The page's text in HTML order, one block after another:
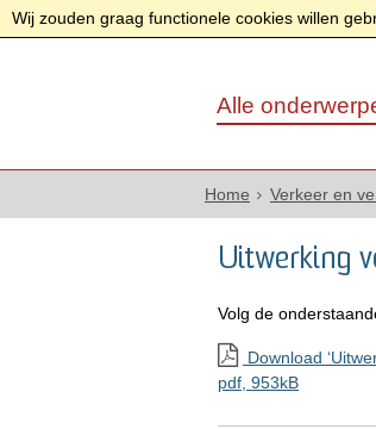
Wij zouden graag functionele cookies willen
Alle
Home Verkeer en
Uitwerking
Volg de
Download
pdf , 953kB